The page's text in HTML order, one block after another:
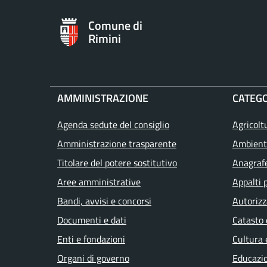
Comune di
Rimini
AMMINISTRAZIONE
Agenda sedute del consiglio
Amministrazione trasparente
Titolare del potere sostitutivo
Aree amministrative
Bandi, avvisi e concorsi
Documenti e dati
Enti e fondazioni
Organi di governo
Appalti
Cultura